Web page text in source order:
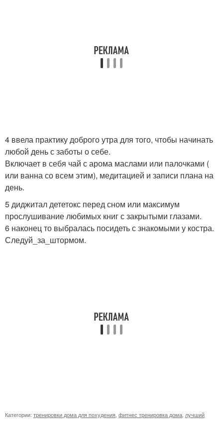
4 ввела практику доброго утра для того, чтобы начинать
любой день с заботы о себе.
Включает в себя чай с арома маслами или палочками (
или ванна со всем этим), медитацией и записи плана на
день.
5 диджитал дететокс перед сном или максимум
прослушивание любимых книг с закрытыми глазами.
6 наконец то выбралась посидеть с знакомыми у костра.
Следуй_за_штормом.
Категории: тренировки дома для похудения фитнес тренировка дома лучший